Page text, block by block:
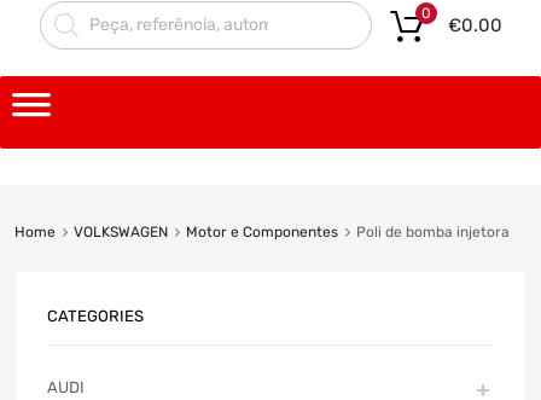
€0.00
0
Home VOLKSWAGEN Motor e Componentes Poli de bomba injetora
CATEGORIES
AUDI